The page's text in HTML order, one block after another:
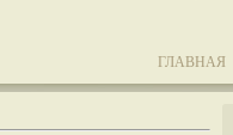
ГЛАВНАЯ